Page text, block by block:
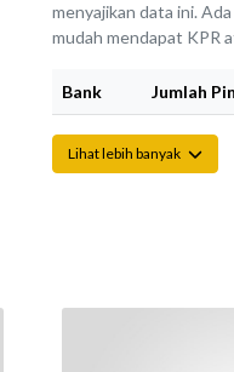
menyajikan data ini.
mudah mendapat KPR
Bank Jumlah
Lihat lebih banyak